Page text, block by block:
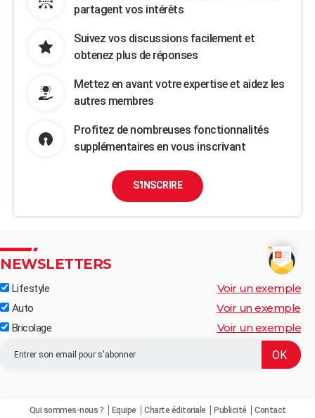
partagent vos intérêts
Suivez vos discussions facilement et
obtenez plus de réponses
Mettez en avant votre expertise et aidez les
autres membres
Profitez de nombreuses fonctionnalités
supplémentaires en vous inscrivant
S'INSCRIRE
NEWSLETTERS
Lifestyle Voir un exemple
Auto Voir un exemple
Bricolage Voir un exemple
Qui sommes-nous ? Equipe Charte éditoriale Publicité Contact